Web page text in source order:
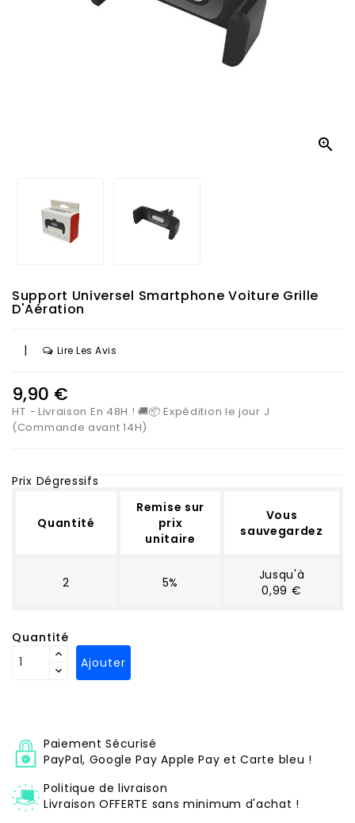

Support Universel Smartphone Voiture Grille
D'Aération
| Lire Les Avis
9,90 €
HT
Livraison En 48H ! 🚚📦 Expédition le jour J
(Commande avant 14H)
Prix Dégressifs
Quantité
Remise sur
prix
unitaire
Vous
sauvegardez
2 5%
Jusqu'à
0,99 €
Quantité
Ajouter
Paiement Sécurisé
PayPal, Google Pay Apple Pay et Carte bleu !
Politique de livraison
Livraison OFFERTE sans minimum d'achat !